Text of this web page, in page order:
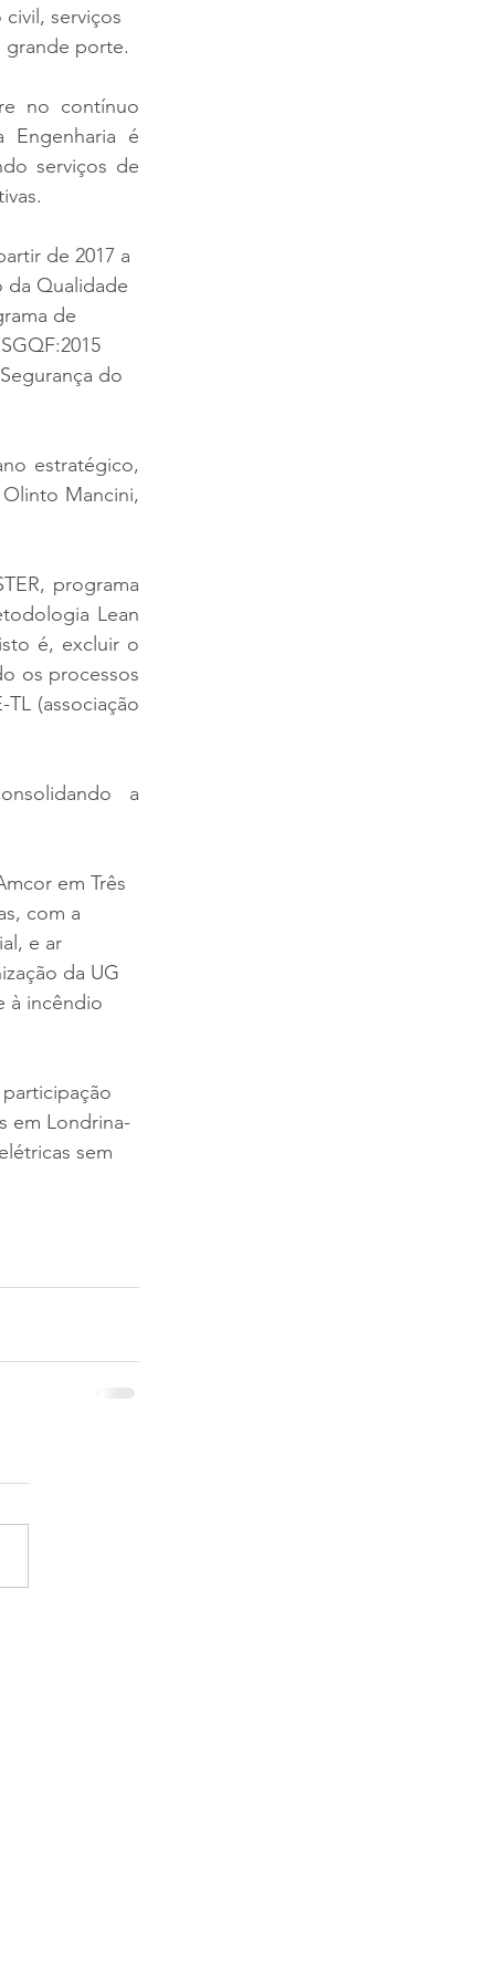
serviços
grande porte.
no contínuo
Engenharia é
serviços de
de 2017 a
da Qualidade
de
do
estratégico,
Mancini,
programa
Lean
é, excluir o
os processos
(associação
a
em Três
com a
e ar
da UG
à incêndio
em Londrina-
sem